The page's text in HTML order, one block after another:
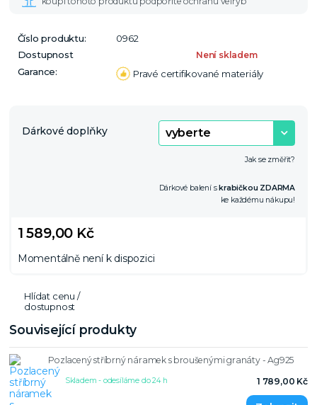
Číslo produktu:
0962
Dostupnost
Není skladem
Garance: Pravé certifikované materiály
Dárkové doplňky
Jak se změřit?
Dárkové balení skrabičkou ZDARMA
ke každému nákupu!
1 589,00 Kč
Momentálně není k dispozici
Hlídat cenu /
dostupnost
Související produkty
Pozlacený stříbrný náramek s broušenými granáty - Ag925
1 789,00 Kč
Skladem - odesíláme do 24 h